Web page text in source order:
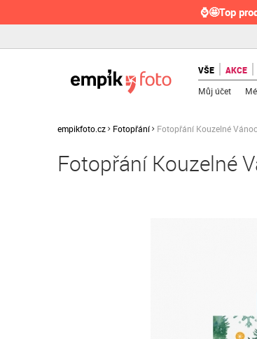
⌚🤩Top
VŠE AKCE
Můj účet
empikfoto.cz Fotopřání Fotopřání Kouzelné
Fotopřání Kouzelné